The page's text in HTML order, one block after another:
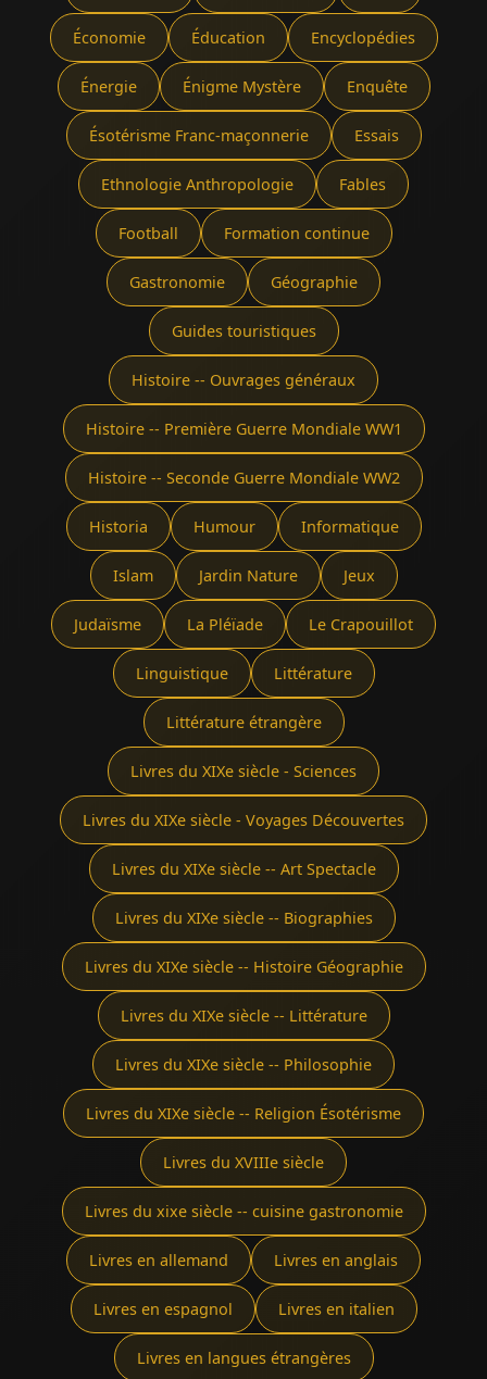
Économie Éducation Encyclopédies
Énergie Énigme Mystère Enquête
Ésotérisme Franc-maçonnerie Essais
Ethnologie Anthropologie Fables
Football Formation continue
Gastronomie Géographie
Guides touristiques
Histoire -- Ouvrages généraux
Histoire -- Première Guerre Mondiale WW1
Histoire -- Seconde Guerre Mondiale WW2
Historia Humour Informatique
Islam Jardin Nature Jeux
Judaïsme La Pléïade Le Crapouillot
Linguistique Littérature
Littérature étrangère
Livres du XIXe siècle - Sciences
Livres du XIXe siècle - Voyages Découvertes
Livres du XIXe siècle -- Art Spectacle
Livres du XIXe siècle -- Biographies
Livres du XIXe siècle -- Histoire Géographie
Livres du XIXe siècle -- Littérature
Livres du XIXe siècle -- Philosophie
Livres du XIXe siècle -- Religion Ésotérisme
Livres du XVIIIe siècle
Livres du xixe siècle -- cuisine gastronomie
Livres en allemand Livres en anglais
Livres en espagnol Livres en italien
Livres en langues étrangères